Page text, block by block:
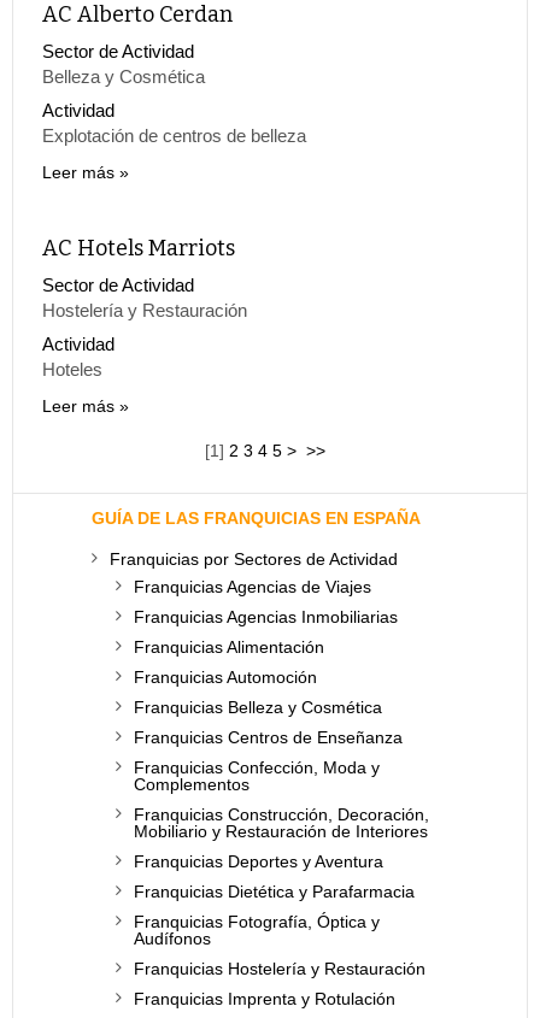
AC Alberto Cerdan
Sector de Actividad
Belleza y Cosmética
Actividad
Explotación de centros de belleza
Leer más
AC Hotels Marriots
Sector de Actividad
Hostelería y Restauración
Actividad
Hoteles
Leer más
[1] 2 3 4 5 > >>
GUÍA DE LAS FRANQUICIAS EN ESPAÑA
Franquicias por Sectores de Actividad
Franquicias Agencias de Viajes
Franquicias Agencias Inmobiliarias
Franquicias Alimentación
Franquicias Automoción
Franquicias Belleza y Cosmética
Franquicias Centros de Enseñanza
Franquicias Confección, Moda y
Complementos
Franquicias Construcción, Decoración,
Mobiliario y Restauración de Interiores
Franquicias Deportes y Aventura
Franquicias Dietética y Parafarmacia
Franquicias Fotografía, Óptica y
Audífonos
Franquicias Hostelería y Restauración
Franquicias Imprenta y Rotulación